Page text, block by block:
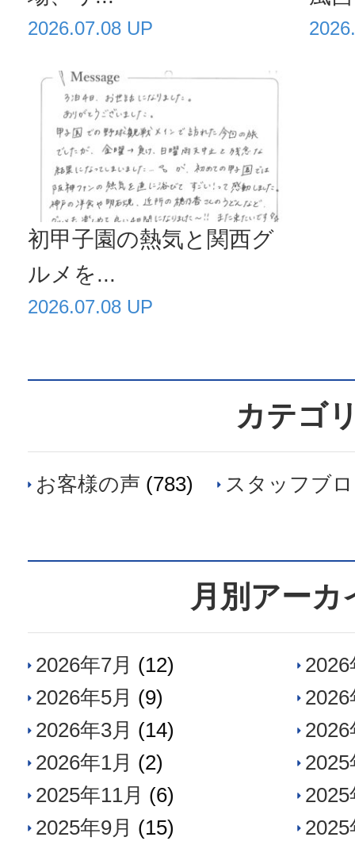
2026.07.08 UP
初甲子園の熱気と関西グ
ルメを...
2026.07.08 UP
カテゴ
お客様の声 (783) スタッフブ
月別アーカ
2026年7月 (12)
2026年5月 (9)
2026年3月 (14)
2026年1月 (2)
2025年11月 (6)
2025年9月 (15)